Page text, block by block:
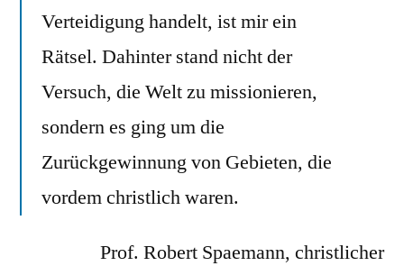
Verteidigung handelt, ist mir ein
Rätsel. Dahinter stand nicht der
Versuch, die Welt zu missionieren,
sondern es ging um die
Zurückgewinnung von Gebieten, die
vordem christlich waren.
Prof. Robert Spaemann, christlicher